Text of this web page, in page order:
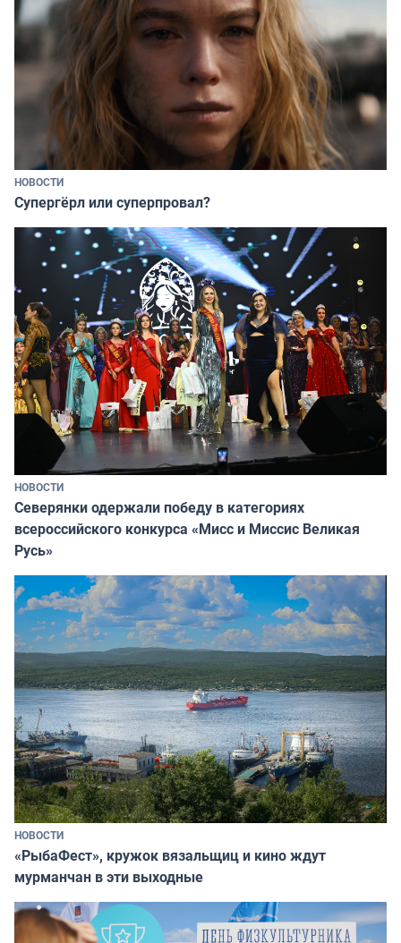
НОВОСТИ
Супергёрл или суперпровал?
НОВОСТИ
Северянки одержали победу в категориях
всероссийского конкурса «Мисс и Миссис Великая
Русь»
НОВОСТИ
«РыбаФест», кружок вязальщиц и кино ждут
мурманчан в эти выходные